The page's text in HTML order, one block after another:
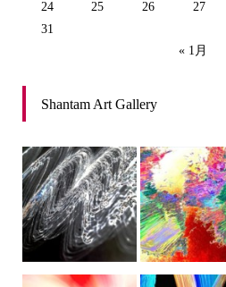
24
25 26 27
31
« 1月
Shantam Art Gallery